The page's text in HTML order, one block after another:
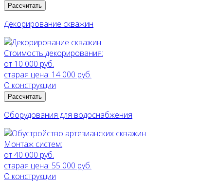
Рассчитать
Декорирование скважин
Стоимость декорирования:
от 10 000 руб.
старая цена: 14 000 руб.
О конструкции
Рассчитать
Оборудования для водоснабжения
Монтаж систем:
от 40 000 руб.
старая цена: 55 000 руб.
О конструкции